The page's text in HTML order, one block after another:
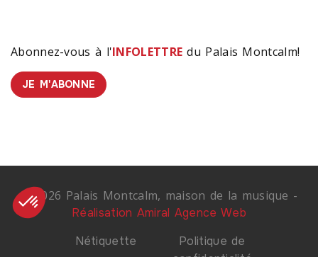
Abonnez-vous à l'INFOLETTRE du Palais Montcalm!
JE M'ABONNE
© 2026 Palais Montcalm, maison de la musique -
Réalisation Amiral Agence Web
Nétiquette
Politique de